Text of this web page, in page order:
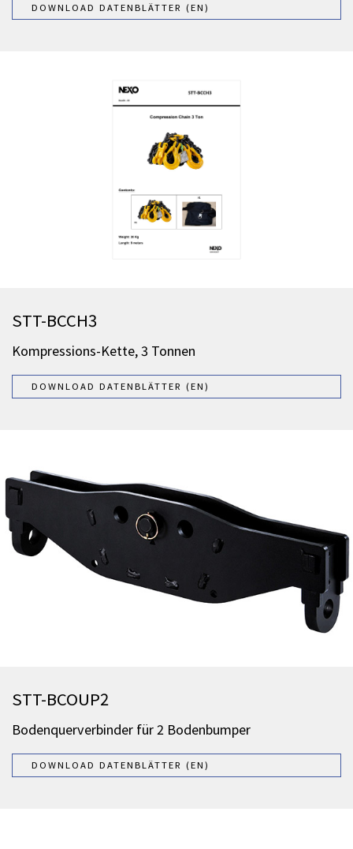
DOWNLOAD DATENBLÄTTER (EN)
STT-BCCH3
Kompressions-Kette, 3 Tonnen
DOWNLOAD DATENBLÄTTER (EN)
STT-BCOUP2
Bodenquerverbinder für 2 Bodenbumper
DOWNLOAD DATENBLÄTTER (EN)